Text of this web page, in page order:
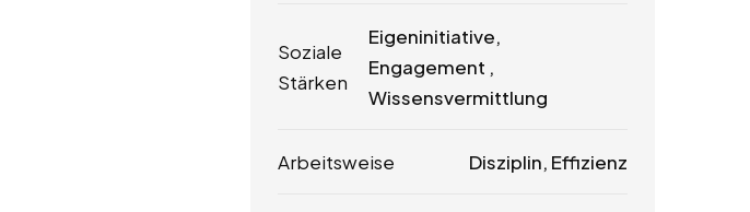
Soziale
Stärken
Eigeninitiative,
Engagement ,
Wissensvermittlung
Arbeitsweise Disziplin, Effizienz